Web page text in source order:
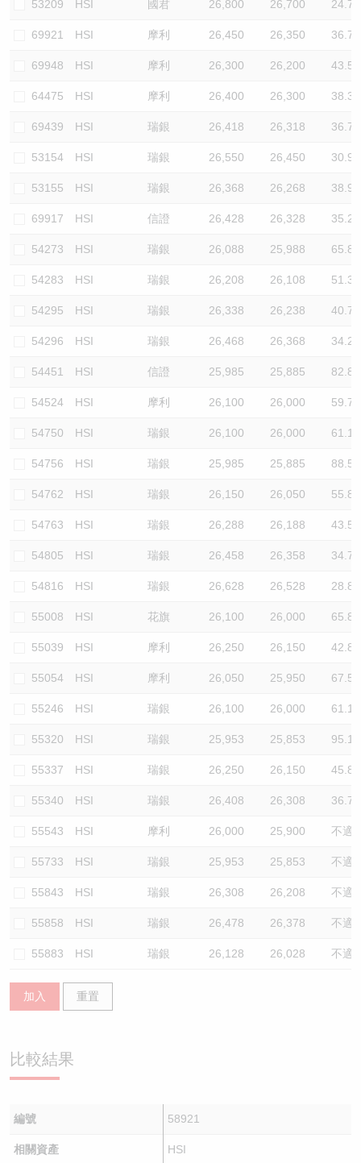
53209 HSI 國君 26,800 26,700 24.7
69921 HSI 摩利 26,450 26,350 36.7
69948 HSI 摩利 26,300 26,200 43.5
64475 HSI 摩利 26,400 26,300 38.3
69439 HSI 瑞銀 26,418 26,318 36.7
53154 HSI 瑞銀 26,550 26,450 30.9
53155 HSI 瑞銀 26,368 26,268 38.9
69917 HSI 信證 26,428 26,328 35.2
54273 HSI 瑞銀 26,088 25,988 65.8
54283 HSI 瑞銀 26,208 26,108 51.3
54295 HSI 瑞銀 26,338 26,238 40.7
54296 HSI 瑞銀 26,468 26,368 34.2
54451 HSI 信證 25,985 25,885 82.8
54524 HSI 摩利 26,100 26,000 59.7
54750 HSI 瑞銀 26,100 26,000 61.1
54756 HSI 瑞銀 25,985 25,885 88.5
54762 HSI 瑞銀 26,150 26,050 55.8
54763 HSI 瑞銀 26,288 26,188 43.5
54805 HSI 瑞銀 26,458 26,358 34.7
54816 HSI 瑞銀 26,628 26,528 28.8
55008 HSI 花旗 26,100 26,000 65.8
55039 HSI 摩利 26,250 26,150 42.8
55054 HSI 摩利 26,050 25,950 67.5
55246 HSI 瑞銀 26,100 26,000 61.1
55320 HSI 瑞銀 25,953 25,853 95.1
55337 HSI 瑞銀 26,250 26,150 45.8
55340 HSI 瑞銀 26,408 26,308 36.7
55543 HSI 摩利 26,000 25,900 不適
55733 HSI 瑞銀 25,953 25,853 不適
55843 HSI 瑞銀 26,308 26,208 不適
55858 HSI 瑞銀 26,478 26,378 不適
55883 HSI 瑞銀 26,128 26,028 不適
加入 重置
比較結果
編號 58921
相關資產 HSI